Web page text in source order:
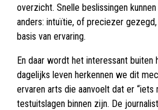
overzicht. Snelle beslissingen
anders: intuïtie, of preciezer
basis van ervaring.
En daar wordt het interessant buiten
dagelijks leven herkennen we dit
ervaren arts die aanvoelt dat er “iets
testuitslagen binnen zijn. De